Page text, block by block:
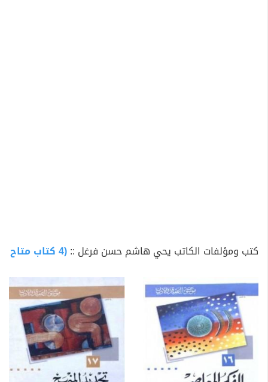
كتب ومؤلفات الكاتب يحي هاشم حسن فرغل ::(4 كتاب متاح للتحميل)